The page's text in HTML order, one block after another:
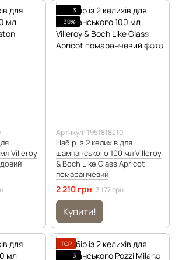
Villeroy
3
−30%
Артикул: 1951818210
Набір із 2 келихів для
шампанського 100 мл Villeroy
& Boch Like Glass Apricot
помаранчевий
2 210 грн 3 177 грн
Купити!
TOP
3